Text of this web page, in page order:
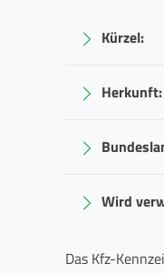
Kürzel:
Herkunft:
Wird
Das Kfz-